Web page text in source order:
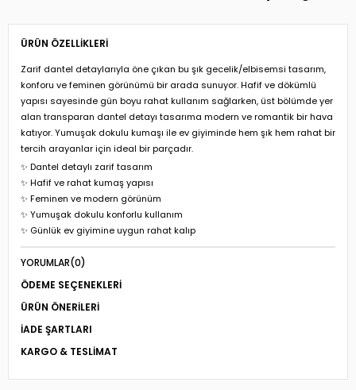
ÜRÜN ÖZELLIKLERI
Zarif dantel detaylarıyla öne çıkan bu şık gecelik/elbisemsi tasarım,
konforu ve feminen görünümü bir arada sunuyor. Hafif ve dökümlü
yapısı sayesinde gün boyu rahat kullanım sağlarken, üst bölümde yer
alan transparan dantel detayı tasarıma modern ve romantik bir hava
katıyor. Yumuşak dokulu kumaşı ile ev giyiminde hem şık hem rahat bir
tercih arayanlar için ideal bir parçadır.
✨ Dantel detaylı zarif tasarım
✨ Hafif ve rahat kumaş yapısı
✨ Feminen ve modern görünüm
✨ Yumuşak dokulu konforlu kullanım
✨ Günlük ev giyimine uygun rahat kalıp
YORUMLAR(0)
ÖDEME SEÇENEKLERI
ÜRÜN ÖNERILERI
İADE ŞARTLARI
KARGO & TESLIMAT